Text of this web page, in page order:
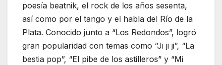
poesía beatnik, el rock de los años sesenta,
así como por el tango y el habla del Río de la
Plata. Conocido junto a “Los Redondos”, logró
gran popularidad con temas como “Ji ji ji”, “La
bestia pop”, “El pibe de los astilleros” y “Mi